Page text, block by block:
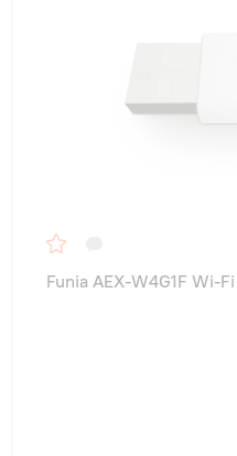
Funia AEX-W4G1F Wi-